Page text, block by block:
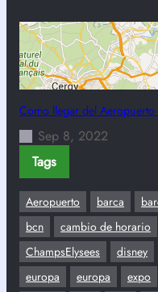
Como llegar del
Sep 8, 2022
Tags
Aeropuerto barca
bcn
cambio de horario
ChampsElysees
disney
europa
europa expo